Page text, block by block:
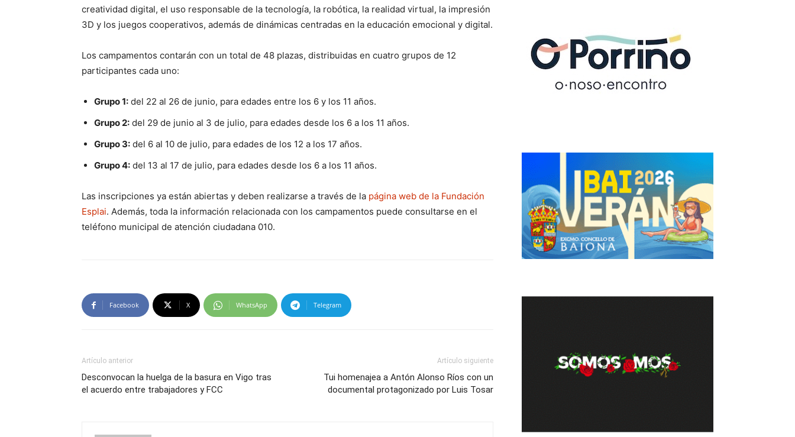
creatividad digital, el uso responsable de la tecnología, la robótica, la realidad virtual, la impresión
3D y los juegos cooperativos, además de dinámicas centradas en la educación emocional y digital.
Los campamentos contarán con un total de 48 plazas, distribuidas en cuatro grupos de 12
participantes cada uno:
Grupo 1: del 22 al 26 de junio, para edades entre los 6 y los 11 años.
Grupo 2: del 29 de junio al 3 de julio, para edades desde los 6 a los 11 años.
Grupo 3: del 6 al 10 de julio, para edades de los 12 a los 17 años.
Grupo 4: del 13 al 17 de julio, para edades desde los 6 a los 11 años.
Las inscripciones ya están abiertas y deben realizarse a través de la página web de la Fundación
Esplai. Además, toda la información relacionada con los campamentos puede consultarse en el
teléfono municipal de atención ciudadana 010.
Facebook X WhatsApp Telegram
Artículo anterior
Desconvocan la huelga de la basura en Vigo tras
el acuerdo entre trabajadores y FCC
Artículo siguiente
Tui homenajea a Antón Alonso Ríos con un
documental protagonizado por Luis Tosar